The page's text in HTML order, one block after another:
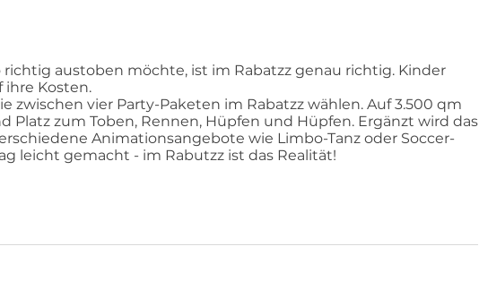
richtig austoben möchte, ist im Rabatzz genau richtig. Kinder
ihre Kosten.
zwischen vier Party-Paketen im Rabatzz wählen. Auf 3.500 qm
Platz zum Toben, Rennen, Hüpfen und Hüpfen. Ergänzt wird das
Animationsangebote wie Limbo-Tanz oder Soccer-
leicht gemacht - im Rabutzz ist das Realität!